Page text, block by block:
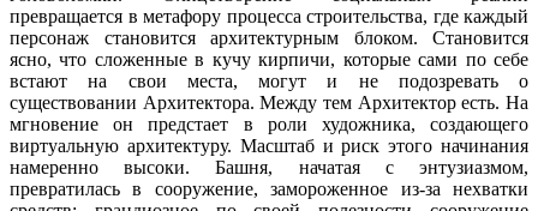
превращается в метафору процесса строительства, где каждый
персонаж становится архитектурным блоком. Становится
ясно, что сложенные в кучу кирпичи, которые сами по себе
встают на свои места, могут и не подозревать о
существовании Архитектора. Между тем Архитектор есть. На
мгновение он предстает в роли художника, создающего
виртуальную архитектуру. Масштаб и риск этого начинания
намеренно высоки. Башня, начатая с энтузиазмом,
превратилась в сооружение, замороженное из-за нехватки